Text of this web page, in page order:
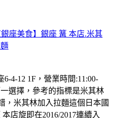
座美食】銀座 篝 本店.米其
4-12 1F，營業時間:11:00-
選擇，參考的指標是米其林
，米其林加入拉麵這個日本國
店旋即在2016/2017連續入